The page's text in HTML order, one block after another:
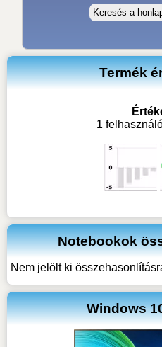
Termék
1
Notebookok
Nem jelölt ki
Windows